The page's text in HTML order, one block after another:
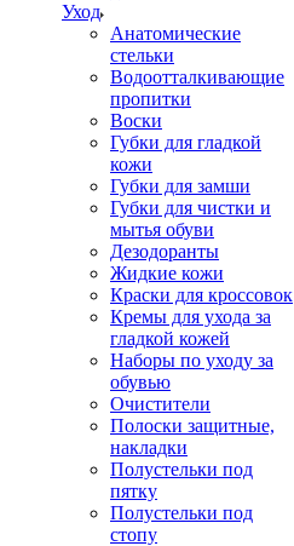
Уход
Анатомические
стельки
Водоотталкивающие
пропитки
Воски
Губки для гладкой
кожи
Губки для замши
Губки для чистки и
мытья обуви
Дезодоранты
Жидкие кожи
Краски для кроссовок
Кремы для ухода за
гладкой кожей
Наборы по уходу за
обувью
Очистители
Полоски защитные,
накладки
Полустельки под
пятку
Полустельки под
стопу